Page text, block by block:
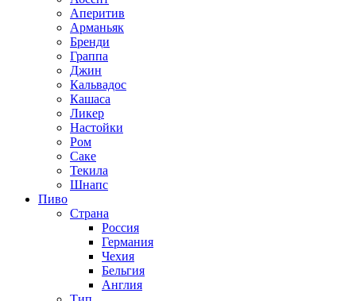
Аперитив
Арманьяк
Бренди
Граппа
Джин
Кальвадос
Кашаса
Ликер
Настойки
Ром
Саке
Текила
Шнапс
Пиво
Страна
Россия
Германия
Чехия
Бельгия
Англия